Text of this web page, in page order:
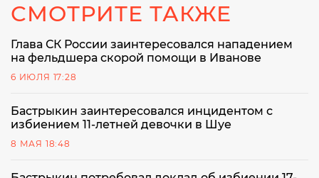
СМОТРИТЕ ТАКЖЕ
Глава СК России заинтересовался нападением
на фельдшера скорой помощи в Иванове
6 ИЮЛЯ 17:28
Бастрыкин заинтересовался инцидентом с
избиением 11-летней девочки в Шуе
8 МАЯ 18:48